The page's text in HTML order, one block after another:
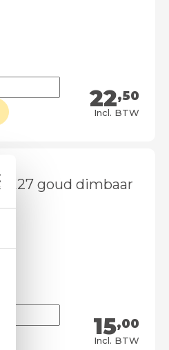
22,50
Incl. BTW
E27 goud dimbaar
15,00
Incl. BTW